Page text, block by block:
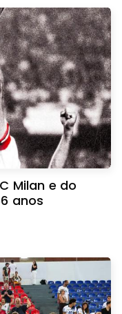
Milan e do
anos